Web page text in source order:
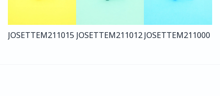
JOSETTEM211015 JOSETTEM211012JOSETTEM211000